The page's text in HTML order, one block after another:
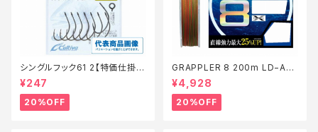
シングルフック61 2【特価仕掛】
【20】
¥247
20%OFF
GRAPPLER 8 200m LD−A61
S 5色 8【特価仕掛】【20】
¥4,928
20%OFF